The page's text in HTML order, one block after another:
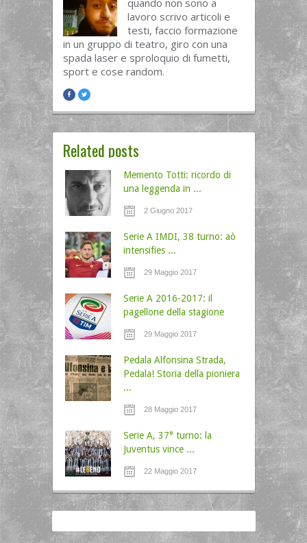
quando non sono a
lavoro scrivo articoli e
testi, faccio formazione
in un gruppo di teatro, giro con una
spada laser e sproloquio di fumetti,
sport e cose random.
Related posts
Memento Totti: ricordo di
una leggenda in ...
2 Giugno 2017
Serie A IMDI, 38 turno: aò
intensifies ...
29 Maggio 2017
Serie A 2016-2017: il
pagellone della stagione
29 Maggio 2017
Pedala Alfonsina Strada,
Pedala! Storia della pioniera
...
28 Maggio 2017
Serie A, 37° turno: la
Juventus vince ...
22 Maggio 2017